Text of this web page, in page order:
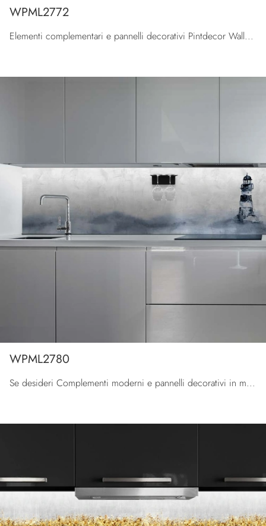
WPML2772
Elementi complementari e pannelli decorativi Pintdecor Wallpanel: scopri come completare i tuoi spazi design con il modello WPML2772.
WPML2780
Se desideri Complementi moderni e pannelli decorativi in metallo scopri di più sul modello WPML2780 del marchio Pintdecor Wallpanel.